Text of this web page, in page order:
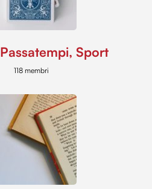
Sport
118 membri